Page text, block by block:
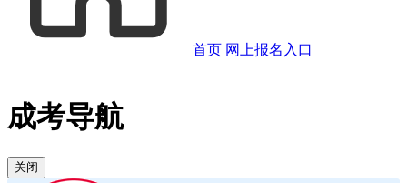
首页 网上报名入口
成考导航
关闭